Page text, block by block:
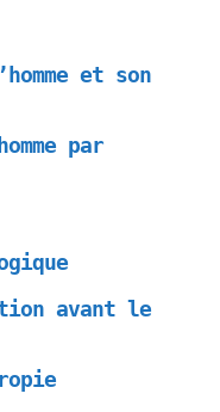
et son
par
avant le